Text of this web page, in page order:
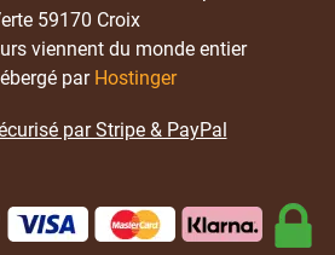
59170 Croix
viennent du monde entier
par Hostinger
par Stripe & PayPal